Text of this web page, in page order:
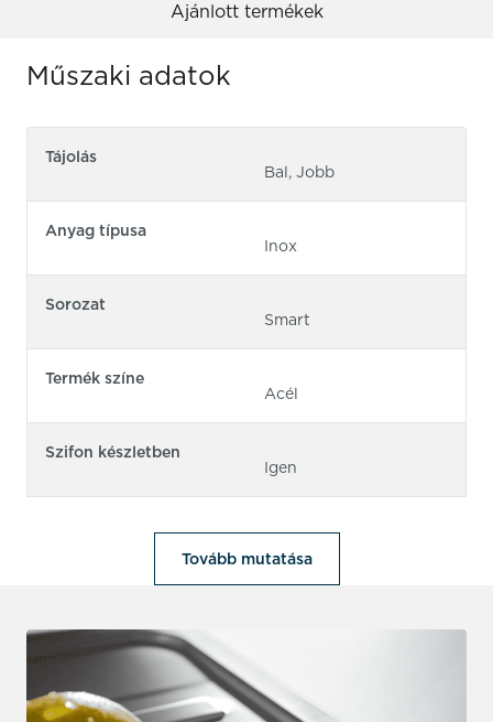
Ajánlott termékek
Műszaki adatok
Tájolás
Bal, Jobb
Anyag típusa
Inox
Sorozat
Smart
Termék színe
Acél
Szifon készletben
Igen
Tovább mutatása